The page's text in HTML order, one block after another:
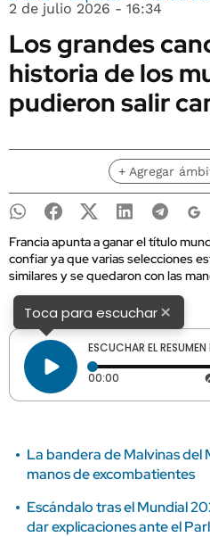
2 de julio 2026 - 16:34
Los grandes
historia de los
pudieron salir
+ Agregar
Francia apunta a ganar el título
confiar ya que varias selecciones
similares y se quedaron con las
Toca para escuchar×
ESCUCHAR EL
00:00 Tiempo
La bandera de Malvinas del
manos de excombatientes
Escándalo tras el Mundial
dar explicaciones ante el